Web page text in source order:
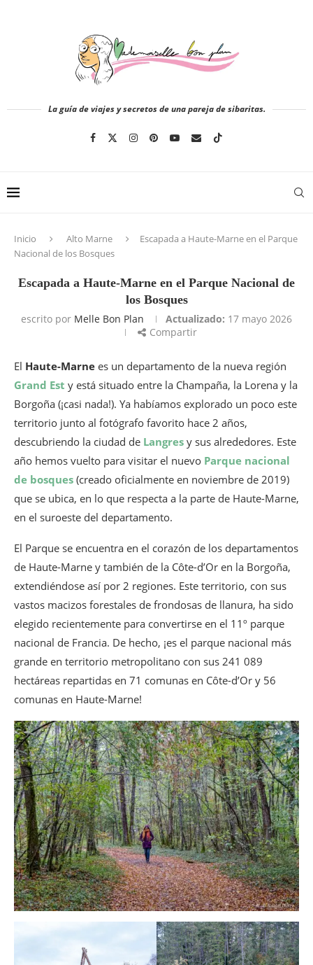
La guía de viajes y secretos de una pareja de sibaritas.
Inicio Alto Marne
Escapada a Haute-Marne en el Parque
Nacional de los Bosques
Escapada a Haute-Marne en el Parque Nacional de
los Bosques
escrito por Melle Bon Plan Actualizado: 17 mayo 2026
Compartir
El Haute-Marne es un departamento de la nueva región
Grand Est y está situado entre la Champaña, la Lorena y la
Borgoña (¡casi nada!). Ya habíamos explorado un poco este
territorio junto al fotógrafo favorito hace 2 años,
descubriendo la ciudad de Langres y sus alrededores. Este
año hemos vuelto para visitar el nuevo Parque nacional
de bosques (creado oficialmente en noviembre de 2019)
que se ubica, en lo que respecta a la parte de Haute-Marne,
en el suroeste del departamento.
El Parque se encuentra en el corazón de los departamentos
de Haute-Marne y también de la Côte-d’Or en la Borgoña,
extendiéndose así por 2 regiones. Este territorio, con sus
vastos macizos forestales de frondosas de llanura, ha sido
elegido recientemente para convertirse en el 11º parque
nacional de Francia. De hecho, ¡es el parque nacional más
grande en territorio metropolitano con sus 241 089
hectáreas repartidas en 71 comunas en Côte-d’Or y 56
comunas en Haute-Marne!